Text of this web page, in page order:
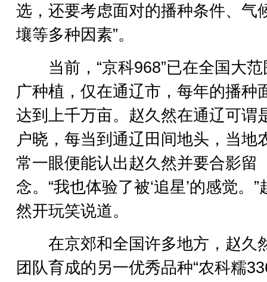
选，还要考虑面对的播种条件、气
壤等多种因素”。
当前，“京科968”已在全国大范
广种植，仅在通辽市，每年的播种
达到上千万亩。赵久然在通辽可谓
户晓，每当到通辽田间地头，当地
常一眼便能认出赵久然并要合影留
念。“我也体验了被‘追星’的感觉。”
然开玩笑说道。
在京郊和全国许多地方，赵久
团队育成的另一优秀品种“农科糯